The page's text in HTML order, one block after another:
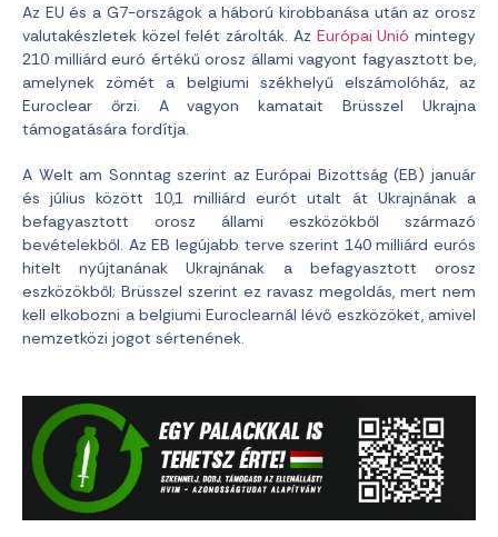
Az EU és a G7-országok a háború kirobbanása után az orosz
valutakészletek közel felét zárolták. Az Európai Uniómintegy
210 milliárd euró értékű orosz állami vagyont fagyasztott be,
amelynek zömét a belgiumi székhelyű elszámolóház, az
Euroclear őrzi. A vagyon kamatait Brüsszel Ukrajna
támogatására fordítja.
A Welt am Sonntag szerint az Európai Bizottság (EB) január
és július között 10,1 milliárd eurót utalt át Ukrajnának a
befagyasztott orosz állami eszközökből származó
bevételekből. Az EB legújabb terve szerint 140 milliárd eurós
hitelt nyújtanának Ukrajnának a befagyasztott orosz
eszközökből; Brüsszel szerint ez ravasz megoldás, mert nem
kell elkobozni a belgiumi Euroclearnál lévő eszközöket, amivel
nemzetközi jogot sértenének.